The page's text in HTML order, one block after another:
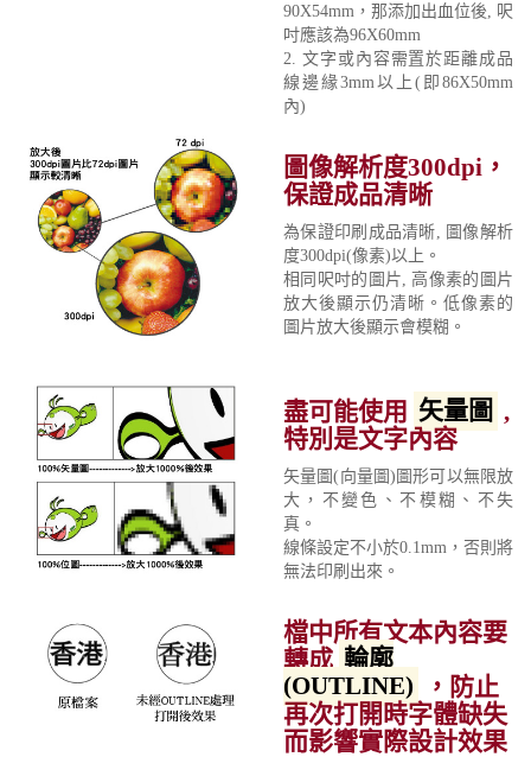
90X54mm，那添加出血位後, 呎
吋應該為96X60mm
2. 文字或內容需置於距離成品
線邊緣3mm以上(即86X50mm
內)
圖像解析度300dpi，
保證成品清晰
為保證印刷成品清晰, 圖像解析
度300dpi(像素)以上。
相同呎吋的圖片, 高像素的圖片
放大後顯示仍清晰。低像素的
圖片放大後顯示會模糊。
盡可能使用 矢量圖 ,
特別是文字內容
矢量圖(向量圖)圖形可以無限放
大，不變色、不模糊、不失
真。
線條設定不小於0.1mm，否則將
無法印刷出來。
檔中所有文本內容要
轉成 輪廓
(OUTLINE)
，防止
再次打開時字體缺失
而影響實際設計效果